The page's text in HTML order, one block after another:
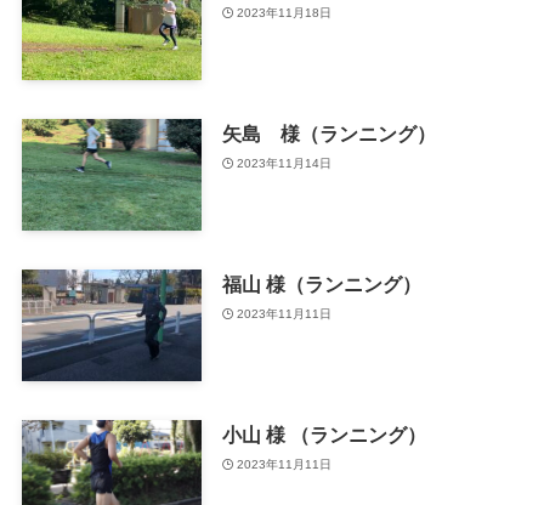
2023年11月18日
矢島 様（ランニング）
2023年11月14日
福山 様（ランニング）
2023年11月11日
小山 様 （ランニング）
2023年11月11日